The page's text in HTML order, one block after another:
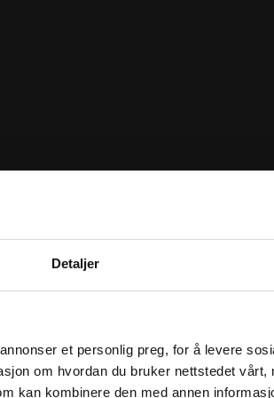
Detaljer
et personlig preg, for å levere
om hvordan du bruker nettstedet vårt,
kan kombinere den med annen